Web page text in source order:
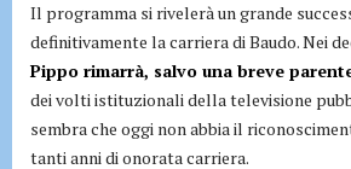
Il programma si rivelerà un grande
definitivamente la carriera di Baudo. Nei
Pippo rimarrà, salvo una breve
dei volti istituzionali della televisione
sembra che oggi non abbia il
tanti anni di onorata carriera.